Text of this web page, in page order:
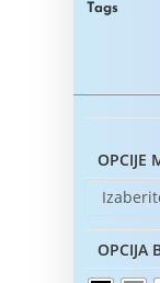
Tags
OPCIJE
OPCIJA